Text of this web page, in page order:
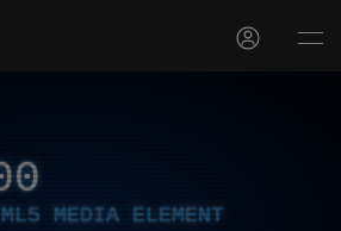
MEDIA ELEMENT